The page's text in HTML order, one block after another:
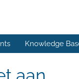
Knowledge